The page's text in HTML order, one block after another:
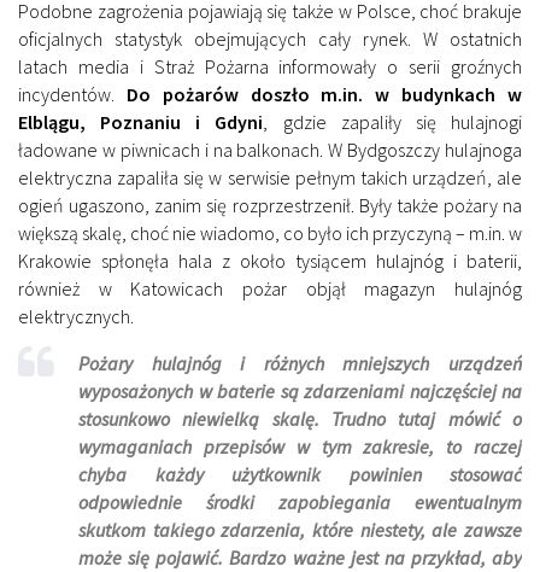
Podobne zagrożenia pojawiają się także w Polsce, choć brakuje
oficjalnych statystyk obejmujących cały rynek. W ostatnich
latach media i Straż Pożarna informowały o serii groźnych
incydentów. Do pożarów doszło m.in. w budynkach w
Elblągu, Poznaniu i Gdyni, gdzie zapaliły się hulajnogi
ładowane w piwnicach i na balkonach. W Bydgoszczy hulajnoga
elektryczna zapaliła się w serwisie pełnym takich urządzeń, ale
ogień ugaszono, zanim się rozprzestrzenił. Były także pożary na
większą skalę, choć nie wiadomo, co było ich przyczyną – m.in. w
Krakowie spłonęła hala z około tysiącem hulajnóg i baterii,
również w Katowicach pożar objął magazyn hulajnóg
elektrycznych.
Pożary hulajnóg i różnych mniejszych urządzeń
wyposażonych w baterie są zdarzeniami najczęściej na
stosunkowo niewielką skalę. Trudno tutaj mówić o
wymaganiach przepisów w tym zakresie, to raczej
chyba każdy użytkownik powinien stosować
odpowiednie środki zapobiegania ewentualnym
skutkom takiego zdarzenia, które niestety, ale zawsze
może się pojawić. Bardzo ważne jest na przykład, aby